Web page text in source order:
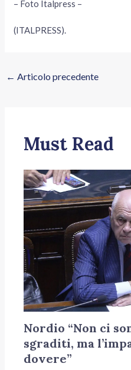
– Foto Italpress –
(ITALPRESS).
← Articolo precedente
Must Read
Nordio “Non ci
sgraditi, ma
dovere”